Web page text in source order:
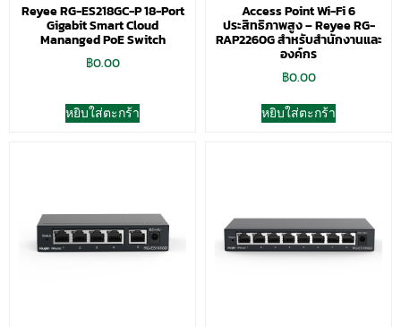
Reyee RG-ES218GC-P 18-Port
Gigabit Smart Cloud
Mananged PoE Switch
฿0.00
หยิบใส่ตะกร้า
Access Point Wi-Fi 6
ประสิทธิภาพสูง – Reyee RG-
RAP2260G สำหรับสำนักงานและ
องค์กร
฿0.00
หยิบใส่ตะกร้า